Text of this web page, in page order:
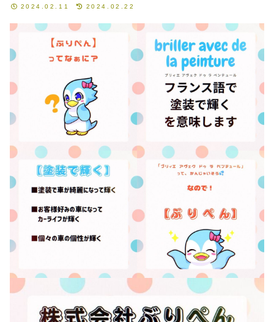
2024.02.11 2024.02.22